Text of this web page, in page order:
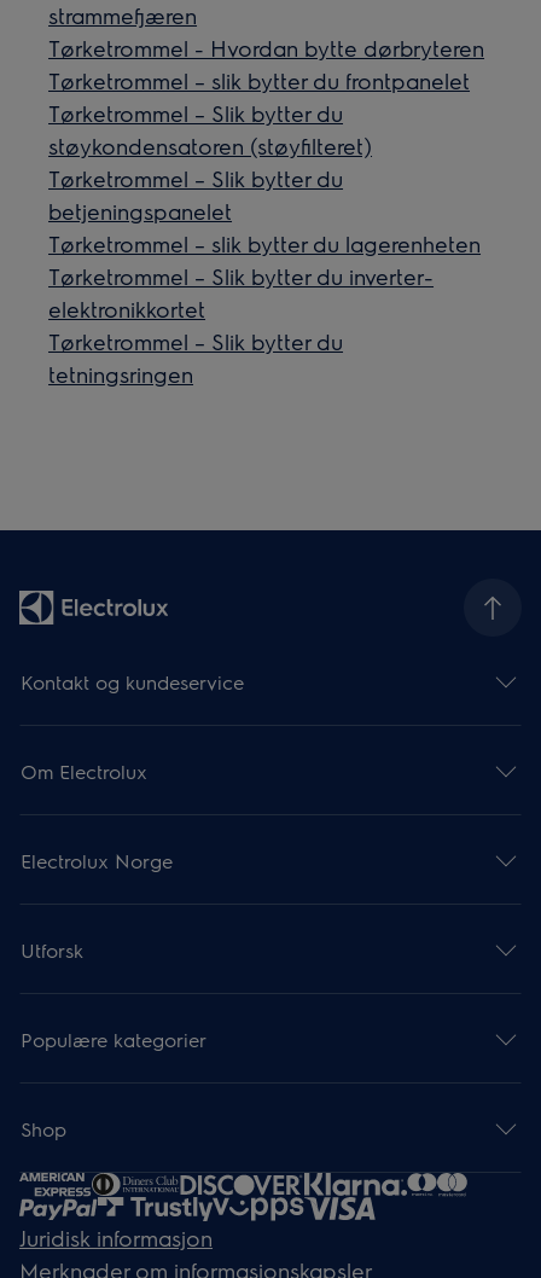
strammefjæren
Tørketrommel - Hvordan bytte dørbryteren
Tørketrommel – slik bytter du frontpanelet
Tørketrommel – Slik bytter du
støykondensatoren (støyfilteret)
Tørketrommel – Slik bytter du
betjeningspanelet
Tørketrommel – slik bytter du lagerenheten
Tørketrommel – Slik bytter du inverter-
elektronikkortet
Tørketrommel – Slik bytter du
tetningsringen
Kontakt og kundeservice
Om Electrolux
Electrolux Norge
Utforsk
Populære kategorier
Shop
Juridisk informasjon
Merknader om informasjonskapsler